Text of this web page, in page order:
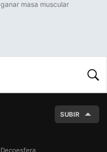
ganar masa muscular
SUBIR
Decoesfera